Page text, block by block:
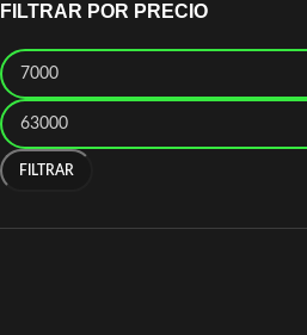
FILTRAR POR PRECIO
FILTRAR